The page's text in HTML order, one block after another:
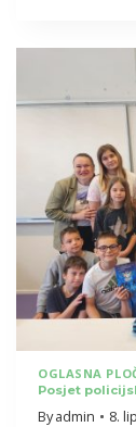
I
OGLASNA
Posjet
Byadmin
8.